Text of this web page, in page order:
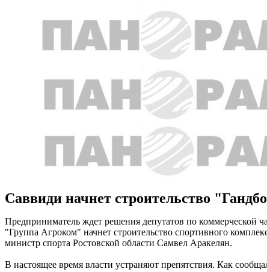
Саввиди начнет строительство
Предприниматель ждет решения депутатов по коммерческой
"Группа Агроком" начнет строительство спортивного
министр спорта Ростовской области Самвел Аракелян.
В настоящее время власти устраняют препятствия. Как